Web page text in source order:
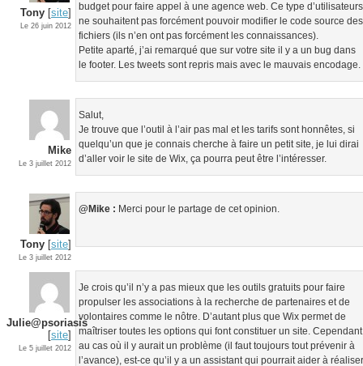
Tony [site]
Le 26 juin 2012
budget pour faire appel à une agence web. Ce type d’utilisateurs
ne souhaitent pas forcément pouvoir modifier le code source des
fichiers (ils n’en ont pas forcément les connaissances).
Petite aparté, j’ai remarqué que sur votre site il y a un bug dans
le footer. Les tweets sont repris mais avec le mauvais encodage.
Mike
Le 3 juillet 2012
Salut,
Je trouve que l’outil à l’air pas mal et les tarifs sont honnêtes, si
quelqu’un que je connais cherche à faire un petit site, je lui dirai
d’aller voir le site de Wix, ça pourra peut être l’intéresser.
Tony [site]
Le 3 juillet 2012
@Mike : Merci pour le partage de cet opinion.
Julie@psoriasis
[site]
Le 5 juillet 2012
Je crois qu’il n’y a pas mieux que les outils gratuits pour faire
propulser les associations à la recherche de partenaires et de
volontaires comme le nôtre. D’autant plus que Wix permet de
maîtriser toutes les options qui font constituer un site.
au cas où il y aurait un problème (il faut toujours tout prévenir à
l’avance), est-ce qu’il y a un assistant qui pourrait aider à